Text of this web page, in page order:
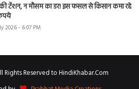
टेंशन, न मौसम का डर! इस फसल से किसान कमा रहे
2026 - 6:07 PM
Reserved to HindiKhabar.Com